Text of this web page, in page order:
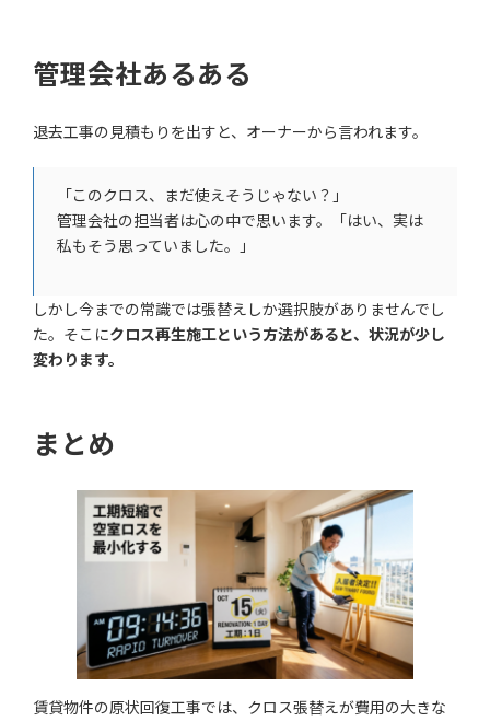
管理会社あるある
退去工事の見積もりを出すと、オーナーから言われます。
「このクロス、まだ使えそうじゃない？」
管理会社の担当者は心の中で思います。「はい、実は
私もそう思っていました。」
しかし今までの常識では張替えしか選択肢がありませんでし
た。そこにクロス再生施工という方法があると、状況が少し
変わります。
まとめ
賃貸物件の原状回復工事では、クロス張替えが費用の大きな